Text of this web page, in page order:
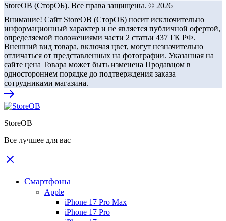
StoreOB (CторОБ). Все права защищены. © 2026
Внимание! Сайт StoreOB (СторОБ) носит исключительно
информационный характер и не является публичной офертой,
определяемой положениями части 2 статьи 437 ГК РФ.
Внешний вид товара, включая цвет, могут незначительно
отличаться от представленных на фотографии. Указанная на
сайте цена Товара может быть изменена Продавцом в
одностороннем порядке до подтверждения заказа
сотрудниками магазина.
StoreOB
Все лучшее для вас
Смартфоны
Apple
iPhone 17 Pro Max
iPhone 17 Pro